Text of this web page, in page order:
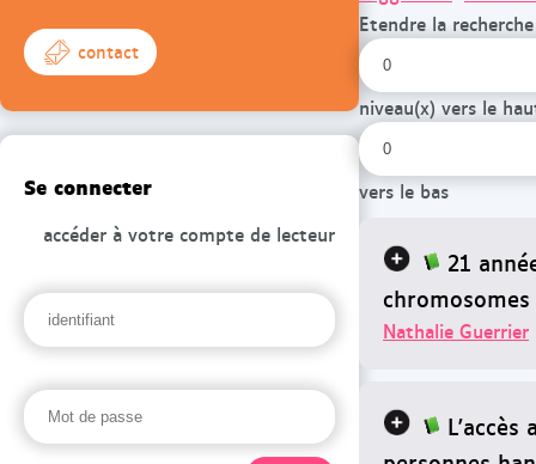
Etendre la
niveau(x) vers le
vers le bas
21
Nathalie Guerrier
L'accès
contact
Se connecter
accéder à votre compte de lecteur